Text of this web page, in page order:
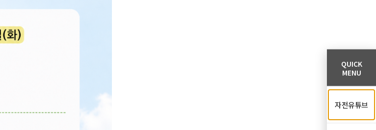
QUICK
MENU
자전유튜브